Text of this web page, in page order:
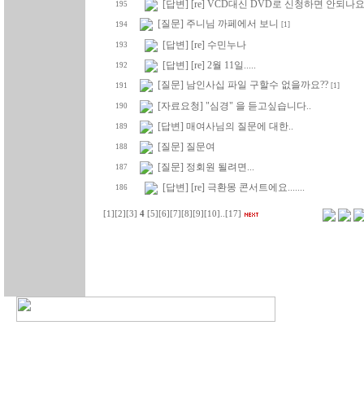
195 [답변] [re] VCD대신 DVD로 신청하면 안되나요
194 [질문] 주니님 까페에서 보니 [1]
193 [답변] [re] 수민누나
192 [답변] [re] 2월 11일.....
191 [질문] 남인사십 파일 구할수 없을까요?? [1]
190 [자료요청] "심경" 을 듣고싶습니다..
189 [답변] 매여사님의 질문에 대한..
188 [질문] 질문여
187 [질문] 정회원 될려면...
186 [답변] [re] 극환몽 콘서트에요.......
[1] [2] [3] 4 [5] [6] [7] [8] [9] [10] [17]